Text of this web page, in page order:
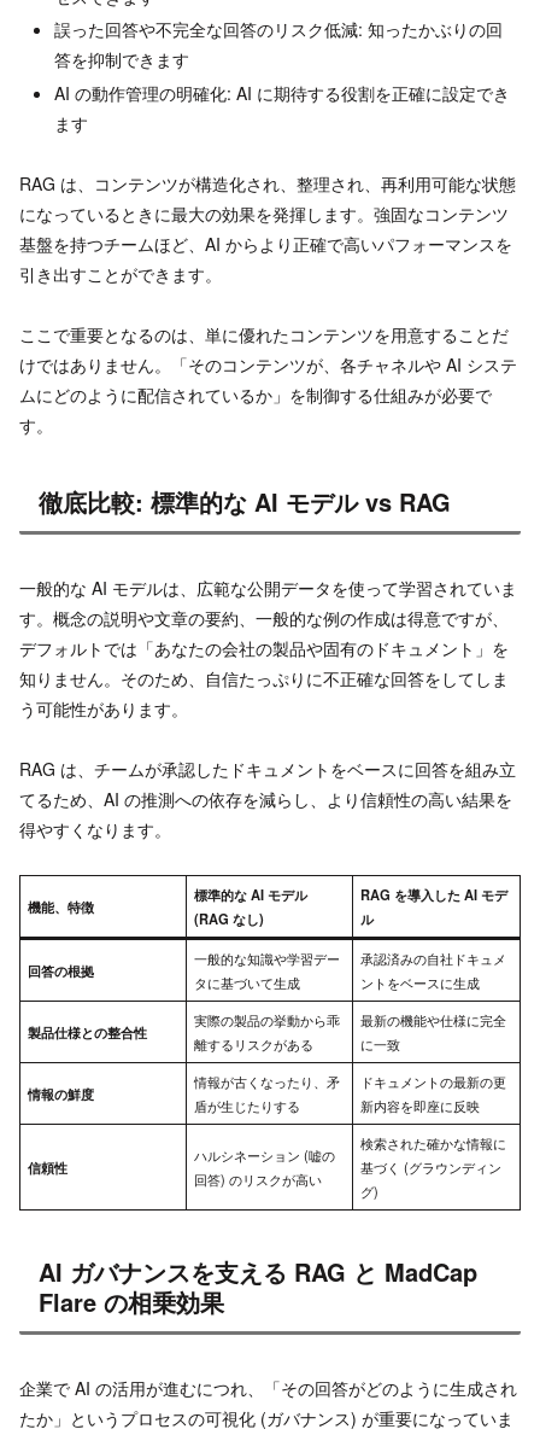
誤った回答や不完全な回答のリスク低減: 知ったかぶりの回
答を抑制できます
AI の動作管理の明確化: AI に期待する役割を正確に設定でき
ます
RAG は、コンテンツが構造化され、整理され、再利用可能な状態
になっているときに最大の効果を発揮します。強固なコンテンツ
基盤を持つチームほど、AI からより正確で高いパフォーマンスを
引き出すことができます。
ここで重要となるのは、単に優れたコンテンツを用意することだ
けではありません。「そのコンテンツが、各チャネルや AI システ
ムにどのように配信されているか」を制御する仕組みが必要で
す。
徹底比較: 標準的な AI モデル vs RAG
一般的な AI モデルは、広範な公開データを使って学習されていま
す。概念の説明や文章の要約、一般的な例の作成は得意ですが、
デフォルトでは「あなたの会社の製品や固有のドキュメント」を
知りません。そのため、自信たっぷりに不正確な回答をしてしま
う可能性があります。
RAG は、チームが承認したドキュメントをベースに回答を組み立
てるため、AI の推測への依存を減らし、より信頼性の高い結果を
得やすくなります。
機能、特徴
標準的な AI モデル
(RAG なし)
RAG を導入した AI モデ
ル
回答の根拠
一般的な知識や学習デー
タに基づいて生成
承認済みの自社ドキュメ
ントをベースに生成
製品仕様との整合性
実際の製品の挙動から乖
離するリスクがある
最新の機能や仕様に完全
に一致
情報の鮮度
情報が古くなったり、矛
盾が生じたりする
ドキュメントの最新の更
新内容を即座に反映
信頼性
ハルシネーション (嘘の
回答) のリスクが高い
検索された確かな情報に
基づく (グラウンディン
グ)
AI ガバナンスを支える RAG と MadCap
Flare の相乗効果
企業で AI の活用が進むにつれ、「その回答がどのように生成され
たか」というプロセスの可視化 (ガバナンス) が重要になっていま